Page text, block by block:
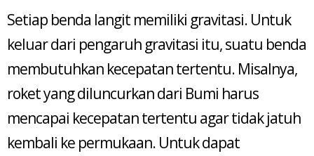
Setiap benda langit memiliki gravitasi. Untuk
keluar dari pengaruh gravitasi itu, suatu benda
membutuhkan kecepatan tertentu. Misalnya,
roket yang diluncurkan dari Bumi harus
mencapai kecepatan tertentu agar tidak jatuh
kembali ke permukaan. Untuk dapat